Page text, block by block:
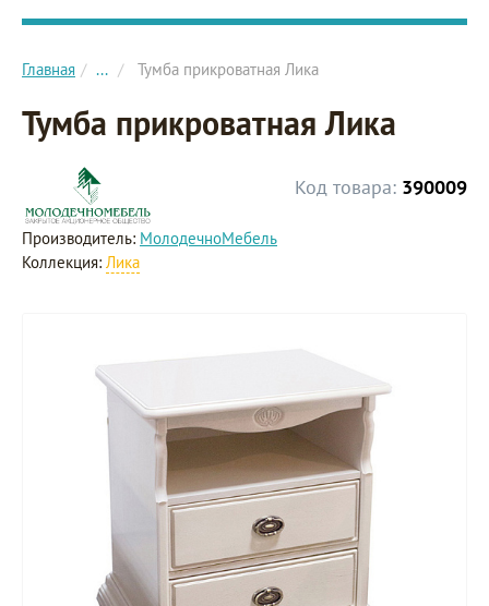
Главное меню сайта
Главная ... Тумба прикроватная Лика
Тумба прикроватная Лика
Код товара: 390009
Производитель: МолодечноМебель
Коллекция: Лика